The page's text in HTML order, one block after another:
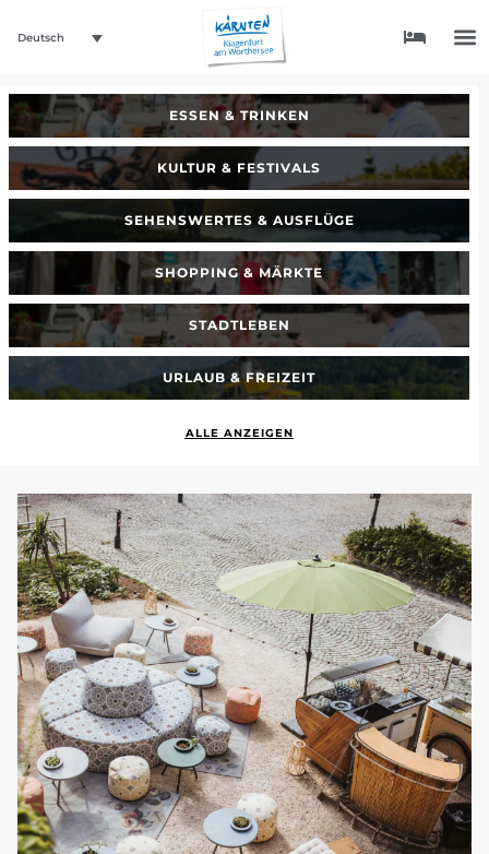
Deutsch
ESSEN & TRINKEN
KULTUR & FESTIVALS
SEHENSWERTES & AUSFLÜGE
SHOPPING & MÄRKTE
STADTLEBEN
URLAUB & FREIZEIT
ALLE ANZEIGEN